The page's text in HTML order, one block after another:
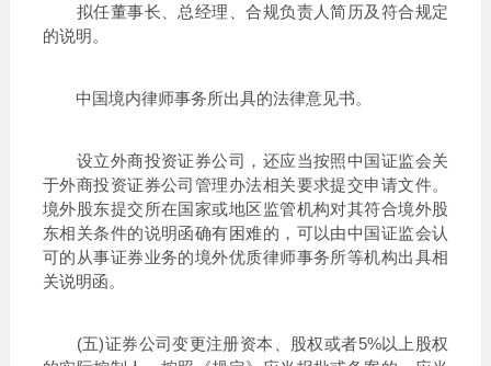
拟任董事长、总经理、合规负责人简历及符合规定
的说明。
中国境内律师事务所出具的法律意见书。
设立外商投资证券公司，还应当按照中国证监会关
于外商投资证券公司管理办法相关要求提交申请文件。
境外股东提交所在国家或地区监管机构对其符合境外股
东相关条件的说明函确有困难的，可以由中国证监会认
可的从事证券业务的境外优质律师事务所等机构出具相
关说明函。
(五)证券公司变更注册资本、股权或者5%以上股权